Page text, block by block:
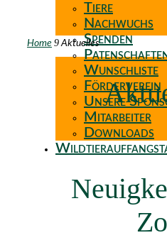
Tiere
Nachwuchs
Spenden
Wunschliste
Förderverein
Unsere
Mitarbeiter
Downloads
Home 9 Aktuelles